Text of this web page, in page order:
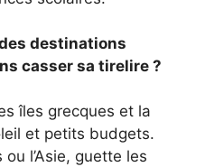
destinations
casser sa tirelire ?
îles grecques et la
et petits budgets.
l’Asie, guette les